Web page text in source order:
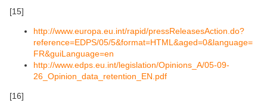
[15]
http://www.europa.eu.int/rapid/pressReleasesAction.do?
reference=EDPS/05/5&format=HTML&aged=0&language=
FR&guiLanguage=en
http://www.edps.eu.int/legislation/Opinions_A/05-09-
26_Opinion_data_retention_EN.pdf
[16]